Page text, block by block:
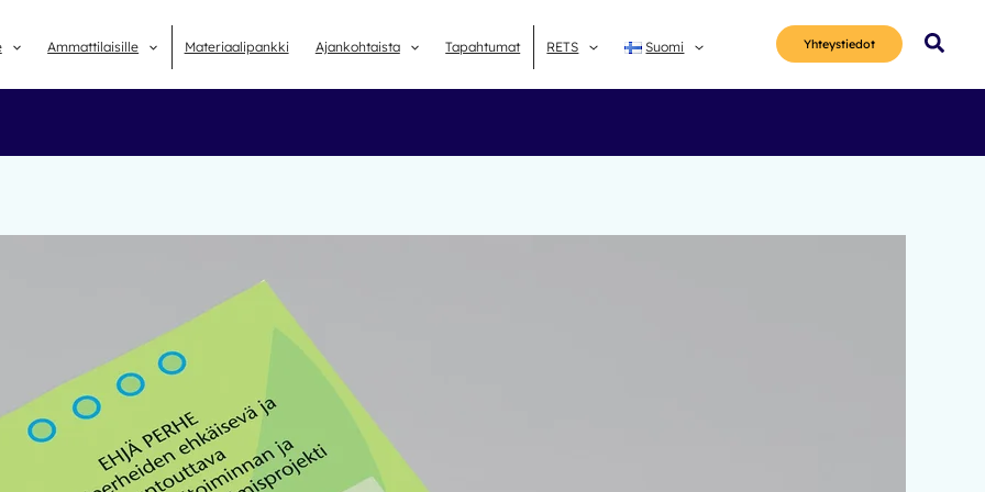
Ammattilaisille Materiaalipankki Ajankohtaista Tapahtumat RETS Suomi Yhteys­tiedot Hae